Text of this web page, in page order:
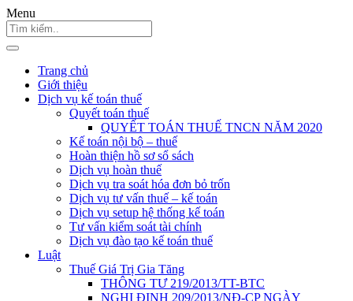
Menu
Trang chủ
Giới thiệu
Dịch vụ kế toán thuế
Quyết toán thuế
QUYẾT TOÁN THUẾ TNCN NĂM 2020
Kế toán nội bộ – thuế
Hoàn thiện hồ sơ sổ sách
Dịch vụ hoàn thuế
Dịch vụ tra soát hóa đơn bỏ trốn
Dịch vụ tư vấn thuế – kế toán
Dịch vụ setup hệ thống kế toán
Tư vấn kiểm soát tài chính
Dịch vụ đào tạo kế toán thuế
Luật
Thuế Giá Trị Gia Tăng
THÔNG TƯ 219/2013/TT-BTC
NGHỊ ĐỊNH 209/2013/NĐ-CP NGÀY